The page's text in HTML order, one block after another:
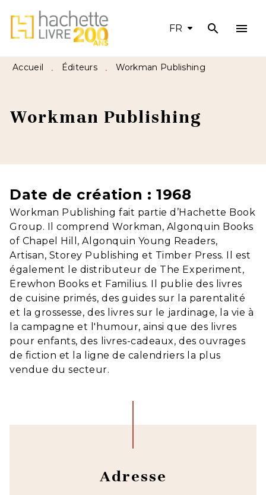
MENU RECHERCHE CONTENU
PIED DE PAGE
FR search menu
Accueil • Éditeurs • Workman Publishing
Workman Publishing
Date de création : 1968
Workman Publishing fait partie d’Hachette Book
Group. Il comprend Workman, Algonquin Books
of Chapel Hill, Algonquin Young Readers,
Artisan, Storey Publishing et Timber Press. Il est
également le distributeur de The Experiment,
Erewhon Books et Familius. Il publie des livres
de cuisine primés, des guides sur la parentalité
et la grossesse, des livres sur le jardinage, la vie à
la campagne et l'humour, ainsi que des livres
pour enfants, des livres-cadeaux, des ouvrages
de fiction et la ligne de calendriers la plus
vendue du secteur.
Adresse